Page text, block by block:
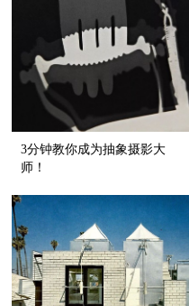
3分钟教你成为抽象摄影大
师！